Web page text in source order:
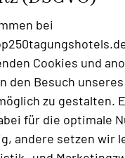
bei
Cookies und
den Besuch
zu gestalten.
für die optimale
andere setzen wir